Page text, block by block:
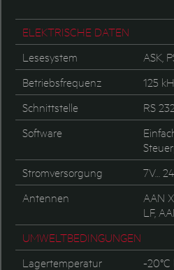
ELEKTRISCHE DATEN
Lesesystem
ASK,
Betriebsfrequenz
125
Schnittstelle
RS 232
Software
Stromversorgung
7V…
Antennen
AAN
LF,
UMWELTBEDINGUNGEN
Lagertemperatur
-20°C